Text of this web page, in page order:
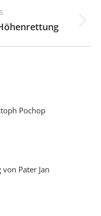
Pochop
Pater Jan